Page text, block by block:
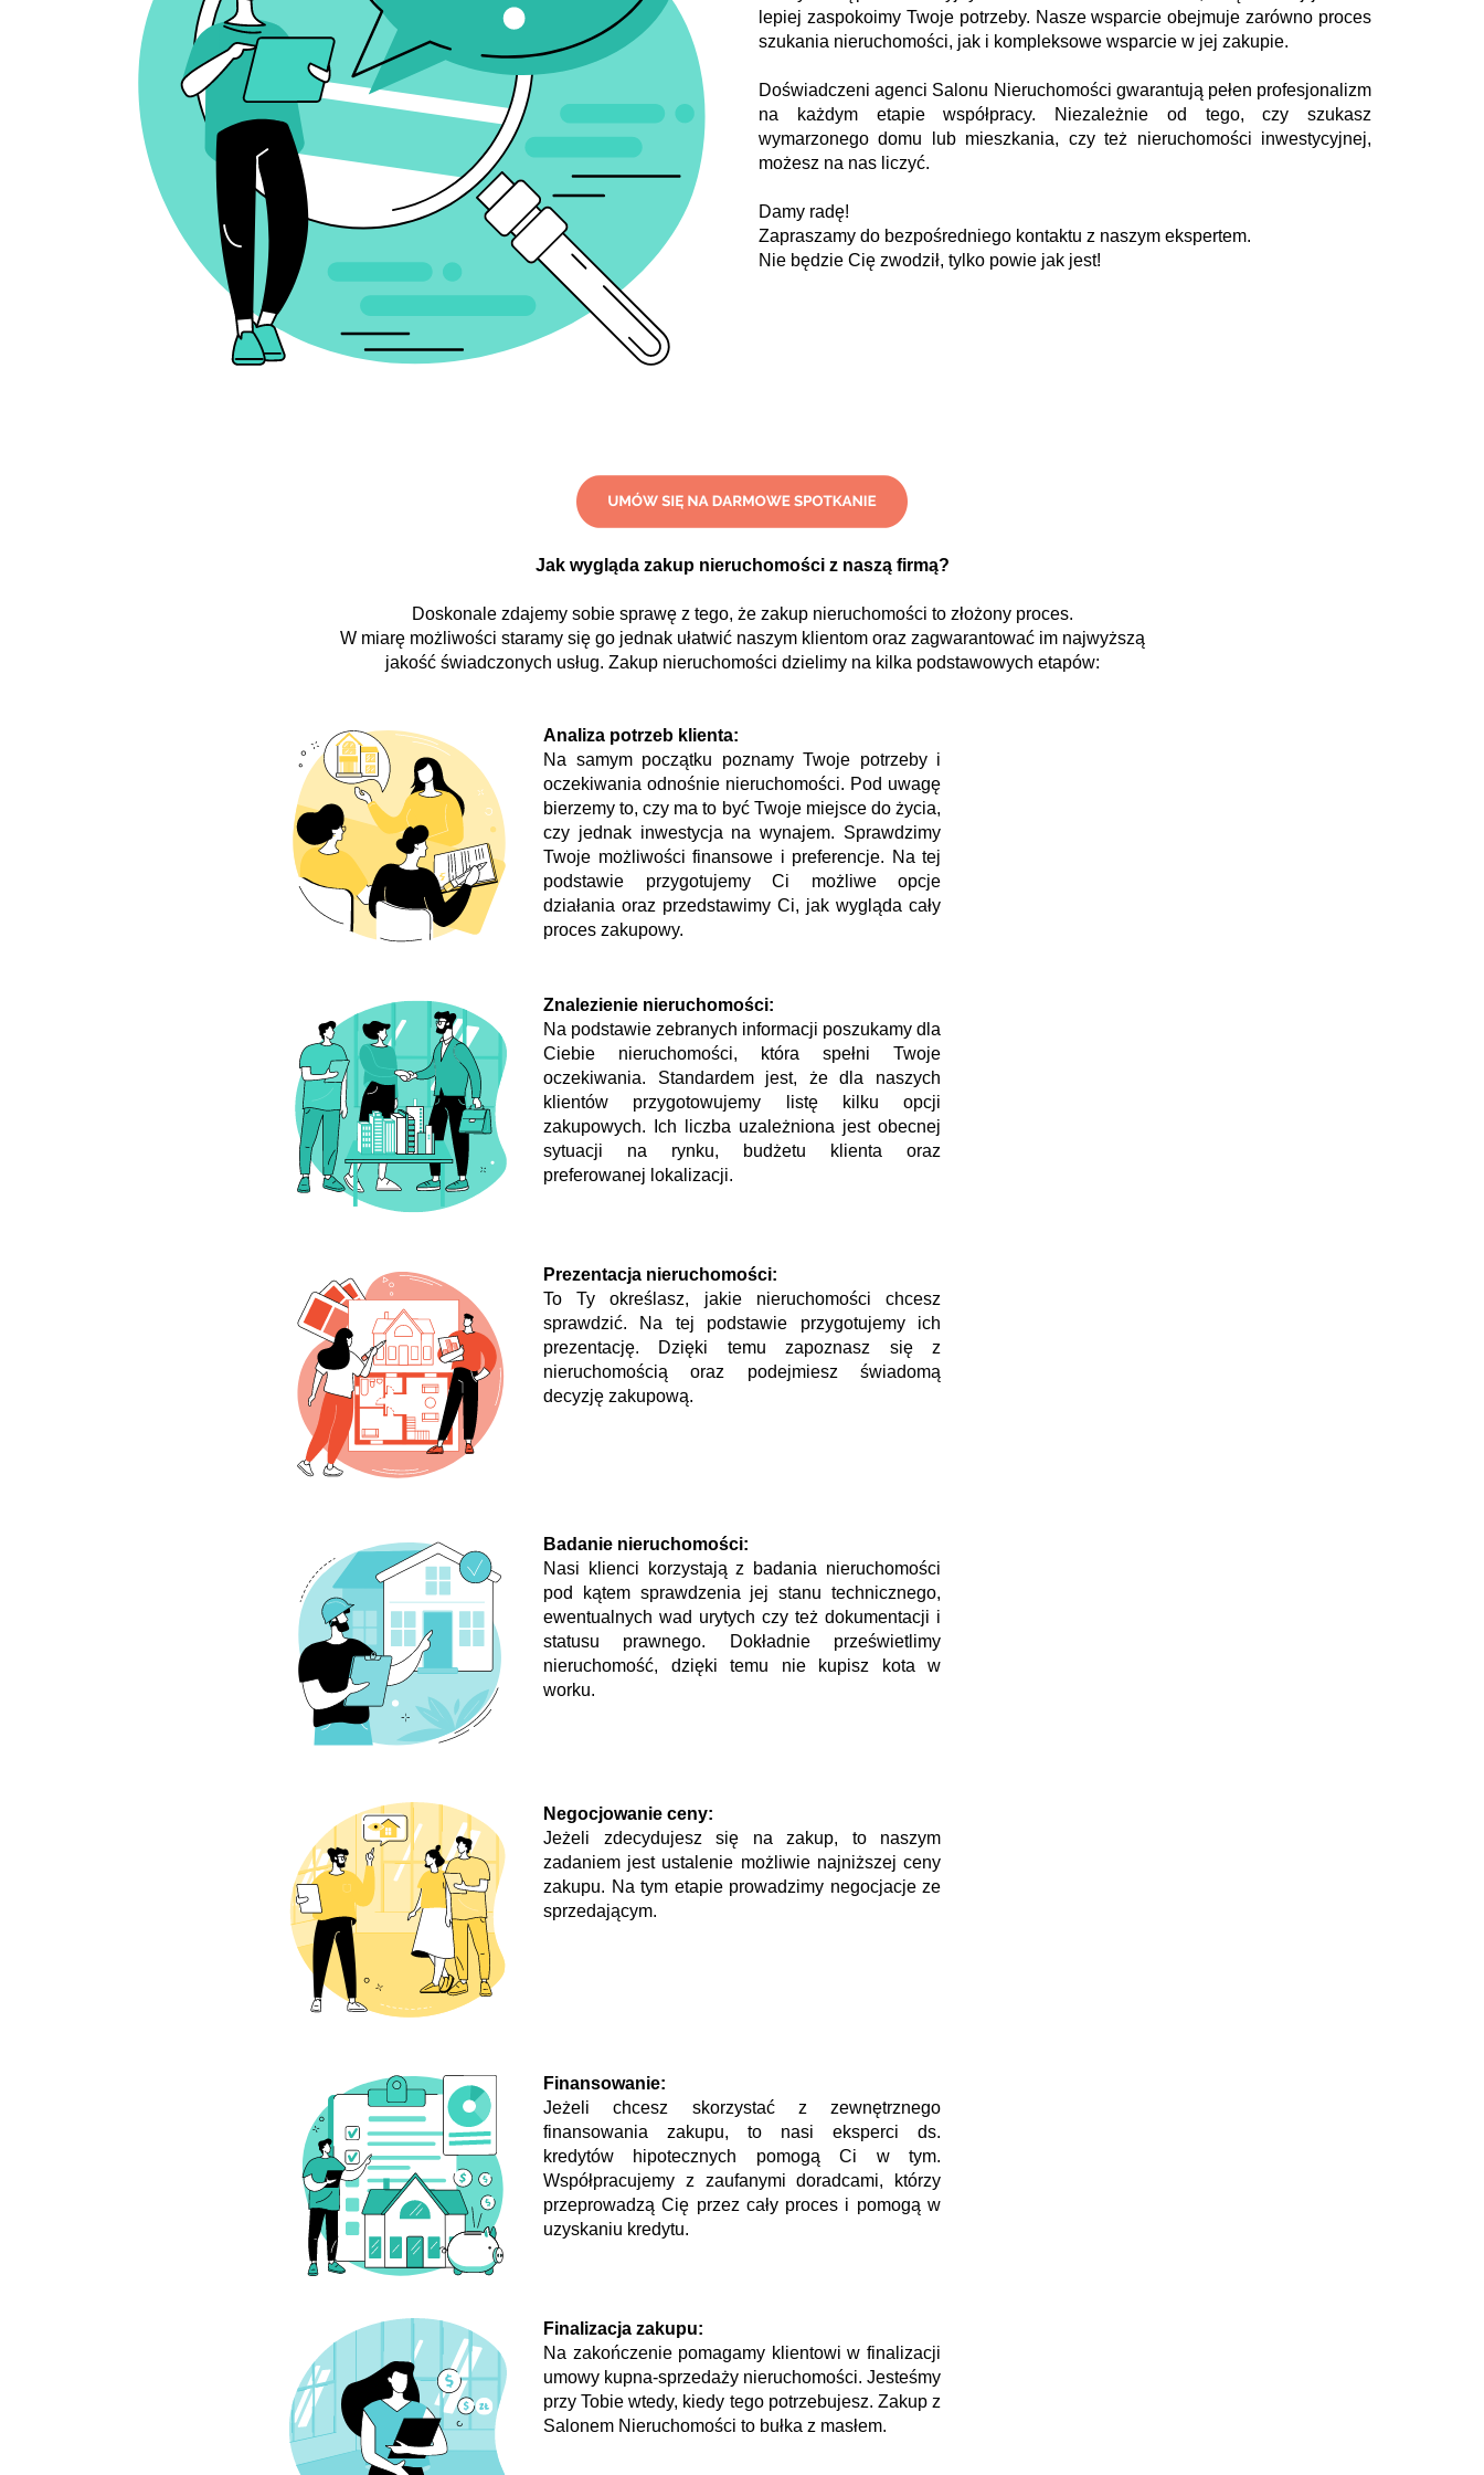
lepiej zaspokoimy Twoje potrzeby. Nasze wsparcie obejmuje zarówno proces
szukania nieruchomości, jak i kompleksowe wsparcie w jej zakupie.
Doświadczeni agenci Salonu Nieruchomości gwarantują pełen profesjonalizm
na każdym etapie współpracy. Niezależnie od tego, czy szukasz
wymarzonego domu lub mieszkania, czy też nieruchomości inwestycyjnej,
możesz na nas liczyć.
Damy radę!
Zapraszamy do bezpośredniego kontaktu z naszym ekspertem.
Nie będzie Cię zwodził, tylko powie jak jest!
Jak wygląda zakup nieruchomości z naszą firmą?
Doskonale zdajemy sobie sprawę z tego, że zakup nieruchomości to złożony proces.
W miarę możliwości staramy się go jednak ułatwić naszym klientom oraz zagwarantować im najwyższą
jakość świadczonych usług. Zakup nieruchomości dzielimy na kilka podstawowych etapów:
Analiza potrzeb klienta:
Na samym początku poznamy Twoje potrzeby i
oczekiwania odnośnie nieruchomości. Pod uwagę
bierzemy to, czy ma to być Twoje miejsce do życia,
czy jednak inwestycja na wynajem. Sprawdzimy
Twoje możliwości finansowe i preferencje. Na tej
podstawie przygotujemy Ci możliwe opcje
działania oraz przedstawimy Ci, jak wygląda cały
proces zakupowy.
Znalezienie nieruchomości:
Na podstawie zebranych informacji poszukamy dla
Ciebie nieruchomości, która spełni Twoje
oczekiwania. Standardem jest, że dla naszych
klientów przygotowujemy listę kilku opcji
zakupowych. Ich liczba uzależniona jest obecnej
sytuacji na rynku, budżetu klienta oraz
preferowanej lokalizacji.
Prezentacja nieruchomości:
To Ty określasz, jakie nieruchomości chcesz
sprawdzić. Na tej podstawie przygotujemy ich
prezentację. Dzięki temu zapoznasz się z
nieruchomością oraz podejmiesz świadomą
decyzję zakupową.
Badanie nieruchomości:
Nasi klienci korzystają z badania nieruchomości
pod kątem sprawdzenia jej stanu technicznego,
ewentualnych wad urytych czy też dokumentacji i
statusu prawnego. Dokładnie prześwietlimy
nieruchomość, dzięki temu nie kupisz kota w
worku.
Negocjowanie ceny:
Jeżeli zdecydujesz się na zakup, to naszym
zadaniem jest ustalenie możliwie najniższej ceny
zakupu. Na tym etapie prowadzimy negocjacje ze
sprzedającym.
Finansowanie:
Jeżeli chcesz skorzystać z zewnętrznego
finansowania zakupu, to nasi eksperci ds.
kredytów hipotecznych pomogą Ci w tym.
Współpracujemy z zaufanymi doradcami, którzy
przeprowadzą Cię przez cały proces i pomogą w
uzyskaniu kredytu.
Finalizacja zakupu:
Na zakończenie pomagamy klientowi w finalizacji
umowy kupna-sprzedaży nieruchomości. Jesteśmy
przy Tobie wtedy, kiedy tego potrzebujesz. Zakup z
Salonem Nieruchomości to bułka z masłem.